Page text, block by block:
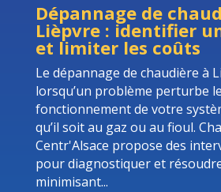
Dépannage de
Lièpvre : identifier
et limiter les coûts
Le dépannage de chaudière à
lorsqu’un problème perturbe le
fonctionnement de votre
qu’il soit au gaz ou au fioul.
Centr'Alsace propose des
pour diagnostiquer et
minimisant...